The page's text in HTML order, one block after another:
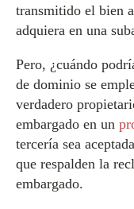
transmitido el bien
adquiera en una
Pero, ¿cuándo
de dominio se
verdadero
embargado en un
tercería sea
que respalden la
embargado.